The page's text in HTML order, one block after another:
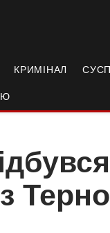
КРИМІНАЛ
з